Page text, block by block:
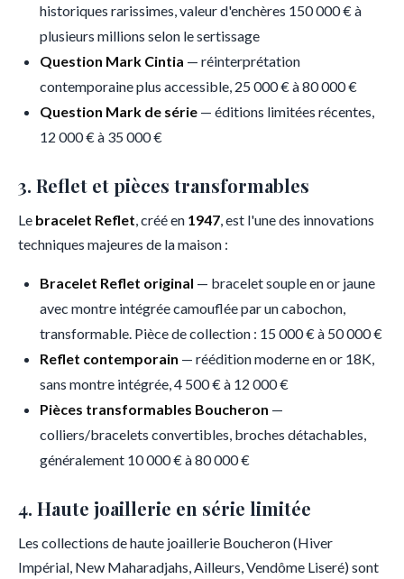
historiques rarissimes, valeur d'enchères 150 000 € à
plusieurs millions selon le sertissage
Question Mark Cintia — réinterprétation
contemporaine plus accessible, 25 000 € à 80 000 €
Question Mark de série — éditions limitées récentes,
12 000 € à 35 000 €
3. Reflet et pièces transformables
Le bracelet Reflet, créé en 1947, est l'une des innovations
techniques majeures de la maison :
Bracelet Reflet original — bracelet souple en or jaune
avec montre intégrée camouflée par un cabochon,
transformable. Pièce de collection : 15 000 € à 50 000 €
Reflet contemporain — réédition moderne en or 18K,
sans montre intégrée, 4 500 € à 12 000 €
Pièces transformables Boucheron —
colliers/bracelets convertibles, broches détachables,
généralement 10 000 € à 80 000 €
4. Haute joaillerie en série limitée
Les collections de haute joaillerie Boucheron (Hiver
Impérial, New Maharadjahs, Ailleurs, Vendôme Liseré) sont